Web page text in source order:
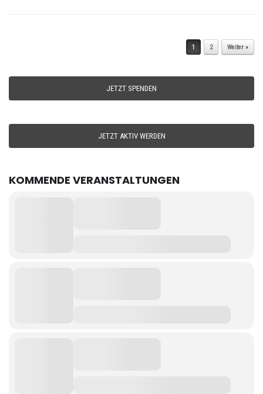
1 2 Weiter »
JETZT SPENDEN
JETZT AKTIV WERDEN
KOMMENDE VERANSTALTUNGEN